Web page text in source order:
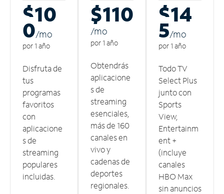
$10
0/mo
por 1 año
Disfruta de
tus
programas
favoritos
con
aplicacione
s de
streaming
populares
incluidas.
$110
/mo
por 1 año
Obtendrás
aplicacione
s de
streaming
esenciales,
más de 160
canales en
vivo y
cadenas de
deportes
regionales.
$14
5/mo
por 1 año
Todo TV
Select Plus
junto con
Sports
View,
Entertainm
ent +
(incluye
canales
HBO Max
sin anuncios